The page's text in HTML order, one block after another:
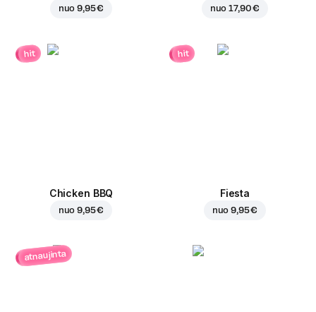
nuo9,95 € nuo17,90 €
hit
Chicken BBQ
nuo9,95 €
hit
Fiesta
nuo9,95 €
atnaujinta